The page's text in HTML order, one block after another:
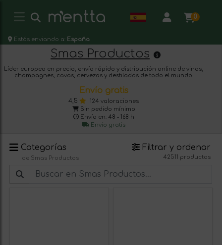
0
Estás enviando a: España
Smas Productos
Líder europeo en precio, envío rápido y distribución online de vinos,
champagnes, cavas, cervezas y destilados de todo el mundo.
Envío gratis
4,5
124 valoraciones
Sin pedido mínimo
Envío en: 48 - 168 h
Envío gratis
Categorías
de Smas Productos
Filtrar y ordenar
42511 productos